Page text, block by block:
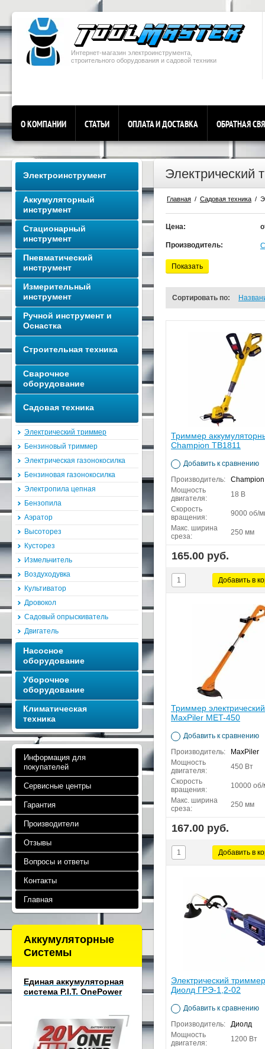
Интернет-магазин электроинструмента,
строительного оборудования и садовой техники
О КОМПАНИИ СТАТЬИ ОПЛАТА И ДОСТАВКА ОБРАТНАЯ
Электроинструмент
Аккумуляторный
инструмент
Стационарный
инструмент
Пневматический
инструмент
Измерительный
инструмент
Ручной инструмент и
Оснастка
Строительная техника
Сварочное
оборудование
Садовая техника
Электрический триммер
Бензиновый триммер
Электрическая газонокосилка
Бензиновая газонокосилка
Электропила цепная
Бензопила
Аэратор
Высоторез
Кусторез
Измельчитель
Воздуходувка
Культиватор
Дровокол
Садовый опрыскиватель
Двигатель
Насосное
оборудование
Уборочное
оборудование
Климатическая
техника
Информация для
покупателей
Сервисные центры
Гарантия
Производители
Отзывы
Вопросы и ответы
Контакты
Главная
Аккумуляторные
Системы
Единая аккумуляторная
система P.I.T. OnePower
Электрический
Главная
  /
Садовая техника
/
Цена:
Производитель:
Показать
Сортировать по:
Триммер
Champion TB1811
Добавить к сравнению
Производитель:
Champion
Мощность
двигателя:
18 В
Скорость
вращения:
9000 об/
Макс. ширина
среза:
250 мм
165.00 руб.
Триммер электрический
MaxPiler MET-450
Добавить к сравнению
Производитель:
MaxPiler
Мощность
двигателя:
450 Вт
Скорость
вращения:
10000
Макс. ширина
среза:
250 мм
167.00 руб.
Электрический триммер
Диолд ГРЭ-1,2-02
Добавить к сравнению
Производитель:
Диолд
Мощность
двигателя:
1200 Вт